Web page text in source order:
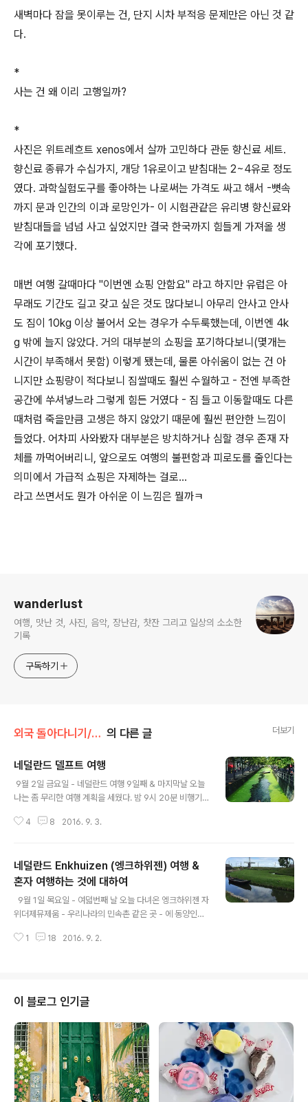
새벽마다 잠을 못이루는 건, 단지 시차 부적응 문제만은 아닌 것 같
다.
*
사는 건 왜 이리 고행일까?
*
사진은 위트레흐트 xenos에서 살까 고민하다 관둔 향신료 세트.
향신료 종류가 수십가지, 개당 1유로이고 받침대는 2~4유로 정도
였다. 과학실험도구를 좋아하는 나로써는 가격도 싸고 해서 -뼛속
까지 문과 인간의 이과 로망인가- 이 시험관같은 유리병 향신료와
받침대들을 넘넘 사고 싶었지만 결국 한국까지 힘들게 가져올 생
각에 포기했다.
매번 여행 갈때마다 "이번엔 쇼핑 안함요" 라고 하지만 유럽은 아
무래도 기간도 길고 갖고 싶은 것도 많다보니 아무리 안사고 안사
도 짐이 10kg 이상 불어서 오는 경우가 수두룩했는데, 이번엔 4k
g 밖에 늘지 않았다. 거의 대부분의 쇼핑을 포기하다보니(몇개는
시간이 부족해서 못함) 이렇게 됐는데, 물론 아쉬움이 없는 건 아
니지만 쇼핑량이 적다보니 짐쌀때도 훨씬 수월하고 - 전엔 부족한
공간에 쑤셔넣느라 그렇게 힘든 거였다 - 짐 들고 이동할때도 다른
때처럼 죽을만큼 고생은 하지 않았기 때문에 훨씬 편안한 느낌이
들었다. 어차피 사와봤자 대부분은 방치하거나 심할 경우 존재 자
체를 까먹어버리니, 앞으로도 여행의 불편함과 피로도를 줄인다는
의미에서 가급적 쇼핑은 자제하는 걸로...
라고 쓰면서도 뭔가 아쉬운 이 느낌은 뭘까ㅋ
wanderlust
여행, 맛난 것, 사진, 음악, 장난감, 찻잔 그리고 일상의 소소한
기록
구독하기
외국 돌아다니기/2016.08 The Netherlands 의 다른 글 더보기
네덜란드 델프트 여행
​​​​ 9월 2일 금요일 - 네덜란드 여행 9일째 & 마지막날 오늘
나는 좀 무리한 여행 계획을 세웠다. 밤 9시 20분 비행기
무리할 계획이었지만, 그저께 시내에서 게으름을 부리느라
엄에서 사지 못한 - 무겁게 들고 다니기가 싫어서, 어차피
한번은 더 갈테니 그때 사자는 생각이었지만 결국... - 기념
품을 사야한다는 미션이 있는 상태였다. 이 상태에서 암스
테르담 중앙역에서만 왕복 2시간이 걸리는 델프트에 간다
델프트에 가고야 말았다. 델프트는 네덜란드 여행을 하게
4 8 2016. 9. 3.
네덜란드 Enkhuizen (엥크하위젠) 여행 &
혼자 여행하는 것에 대하여
​ ​ ​​9월 1일 목요일 - 여덟번째 날 오늘 다녀온 엥크하위젠 자
위더제뮤제움 - 우리나라의 민속촌 같은 곳 - 에 동양인은
었다. 어느 나라에서 왔냐 혼자 온거냐는 질문에 답한 게 좀
기엔 너무 먼 나라에서 온 거 아니냐고, 자기는 비행기로 1
시간 10분 걸린다며...(좋겠다ㅜㅜ) 그리고 자기 엄마가 더
치라서 Hoorn에 있는 친척을 방문 중인거란다. 하긴 꼭 이
민속촌 뿐만이 아니라 이번 네덜란드 여행은 어딜 가든 혼
자 다니는 사람을 거의 보지 못했다. 혼자 여행하는..
1 18 2016. 9. 2.
이 블로그 인기글